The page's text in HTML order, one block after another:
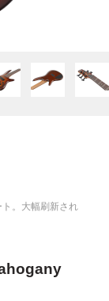
。大幅刷新され